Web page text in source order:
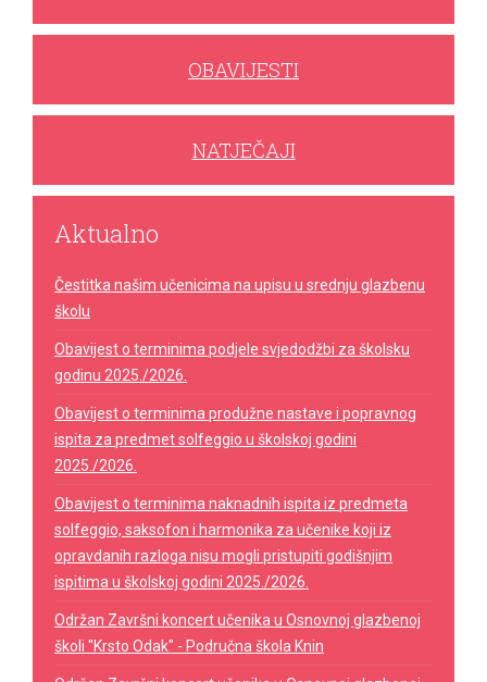
OBAVIJESTI
NATJEČAJI
Aktualno
Čestitka našim učenicima na upisu u srednju glazbenu
školu
Obavijest o terminima podjele svjedodžbi za školsku
godinu 2025./2026.
Obavijest o terminima produžne nastave i popravnog
ispita za predmet solfeggio u školskoj godini
2025./2026.
Obavijest o terminima naknadnih ispita iz predmeta
solfeggio, saksofon i harmonika za učenike koji iz
opravdanih razloga nisu mogli pristupiti godišnjim
ispitima u školskoj godini 2025./2026.
Održan Završni koncert učenika u Osnovnoj glazbenoj
školi "Krsto Odak" - Područna škola Knin